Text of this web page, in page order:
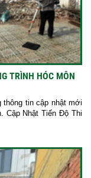
TRÌNH HÓC MÔN
tin cập nhật mới
Cập Nhật Tiến Độ Thi